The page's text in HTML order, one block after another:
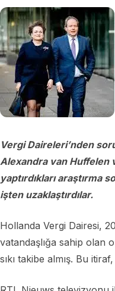
Vergi Daireleri’nden
Alexandra van Huffelen
yaptırdıkları araştırma
işten uzaklaştırdılar.
Hollanda Vergi Dairesi,
vatandaşlığa sahip olan
sıkı takibe almış. Bu